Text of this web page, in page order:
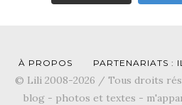
À PROPOS PARTENARIATS :
© Lili 2008-2026 / Tous droits
blog - photos et textes -